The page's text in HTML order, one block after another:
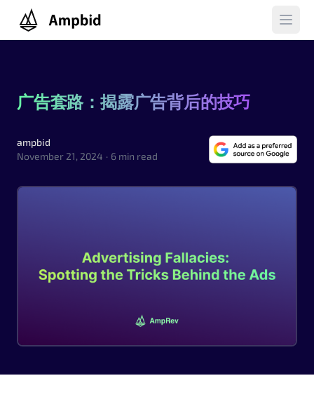
Ampbid
Open
广告套路：揭露广告背后的技巧
ampbid
ampbid
November 21, 2024 · 6 min read